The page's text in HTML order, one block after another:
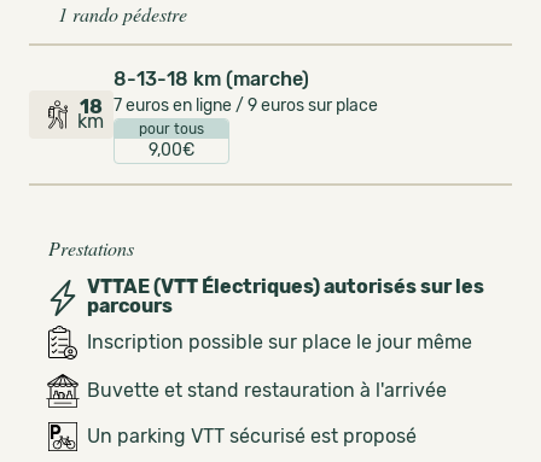
1 rando pédestre
18
km
8-13-18 km (marche)
7 euros en ligne / 9 euros sur place
pour tous
9,00€
Prestations
VTTAE (VTT Électriques) autorisés sur les
parcours
Inscription possible sur place le jour même
Buvette et stand restauration à l'arrivée
Un parking VTT sécurisé est proposé